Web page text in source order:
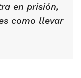
en prisión,
como llevar